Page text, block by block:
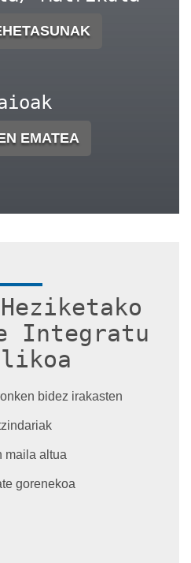
EMATEA
Integratu
bidez irakasten
maila altua
gorenekoa